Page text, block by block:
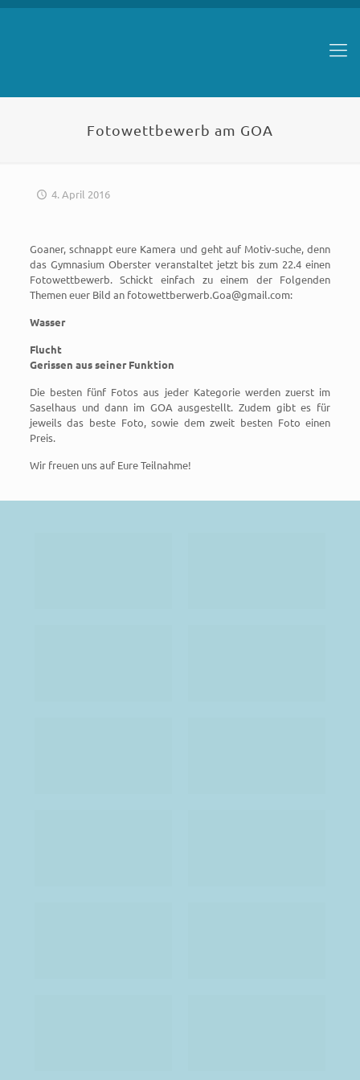
Fotowettbewerb am GOA
4. April 2016
Goaner, schnappt eure Kamera und geht auf Motiv-suche, denn
das Gymnasium Oberster veranstaltet jetzt bis zum 22.4 einen
Fotowettbewerb. Schickt einfach zu einem der Folgenden
Themen euer Bild an fotowettberwerb.Goa@gmail.com:
Wasser
Flucht
Gerissen aus seiner Funktion
Die besten fünf Fotos aus jeder Kategorie werden zuerst im
Saselhaus und dann im GOA ausgestellt. Zudem gibt es für
jeweils das beste Foto, sowie dem zweit besten Foto einen
Preis.
Wir freuen uns auf Eure Teilnahme!